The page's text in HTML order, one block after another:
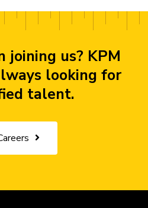
joining us? KPM
looking for
talent.